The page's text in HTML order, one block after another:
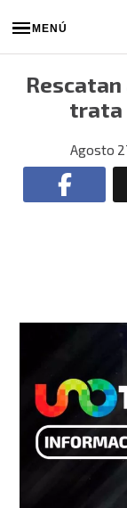
MENÚ
trata
Agosto